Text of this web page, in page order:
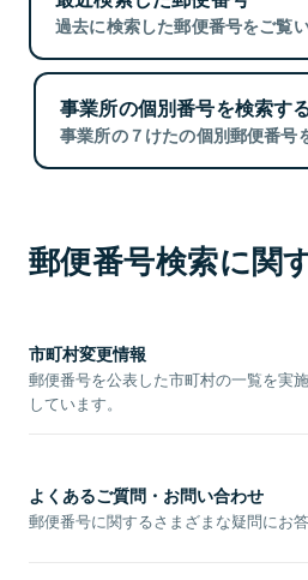
過去に検索した郵便番号をご覧
事業所の個別番号を検索す
事業所の７けたの個別郵便番号
郵便番号検索に関
市町村変更情報
郵便番号を公表した市町村の一覧を実
しています。
よくあるご質問・お問い合わせ
郵便番号に関するさまざまな疑問にお答